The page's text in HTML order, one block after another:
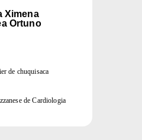
Ximena
Ortuno
de chuquisaca
de Cardiologia